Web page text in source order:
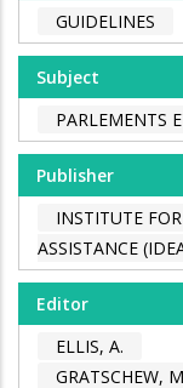
GUIDELINES
Subject
PARLEMENTS
Publisher
INSTITUTE
ASSISTANCE
Editor
ELLIS, A.
GRATSCHEW,